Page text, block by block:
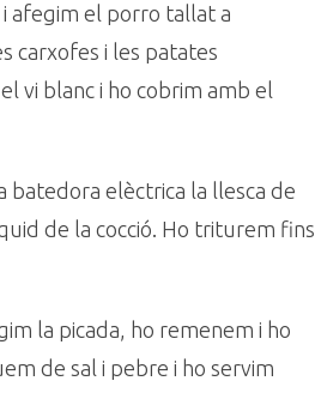
i afegim el porro tallat a
carxofes i les patates
vi blanc i ho cobrim amb el
elèctrica la llesca de
de la cocció. Ho triturem fins
la picada, ho remenem i ho
de sal i pebre i ho servim